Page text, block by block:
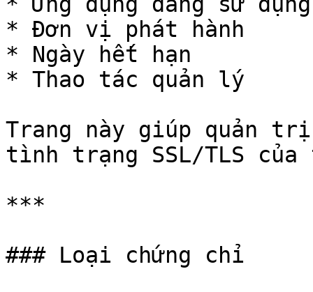
* Đơn vị phát hành
* Ngày hết hạn
* Thao tác quản lý
Trang này giúp quản trị
tình trạng SSL/TLS
***
### Loại chứng chỉ